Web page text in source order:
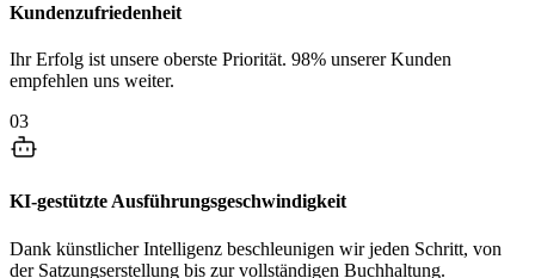
Kundenzufriedenheit
Ihr Erfolg ist unsere oberste Priorität. 98% unserer Kunden
empfehlen uns weiter.
03
KI-gestützte Ausführungsgeschwindigkeit
Dank künstlicher Intelligenz beschleunigen wir jeden Schritt, von
der Satzungserstellung bis zur vollständigen Buchhaltung.